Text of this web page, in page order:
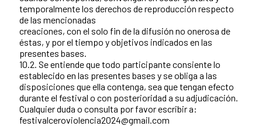
temporalmente los derechos de reproducción respecto
de las mencionadas
creaciones, con el solo fin de la difusión no onerosa de
éstas, y por el tiempo y objetivos indicados en las
presentes bases.
10.2. Se entiende que todo participante consiente lo
establecido en las presentes bases y se obliga a las
disposiciones que ella contenga, sea que tengan efecto
durante el festival o con posterioridad a su adjudicación.
Cualquier duda o consulta por favor escribir a:
festivalceroviolencia2024@gmail.com